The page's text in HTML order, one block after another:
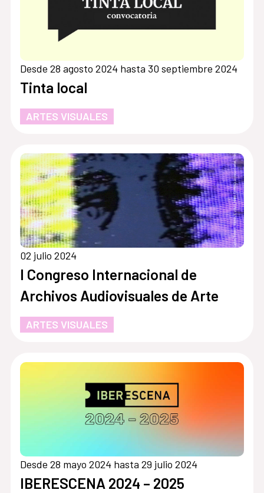
Desde 28 agosto 2024 hasta 30 septiembre 2024
Tinta local
ARTES VISUALES
02 julio 2024
I Congreso Internacional de
Archivos Audiovisuales de Arte
ARTES VISUALES
Desde 28 mayo 2024 hasta 29 julio 2024
IBERESCENA 2024 – 2025